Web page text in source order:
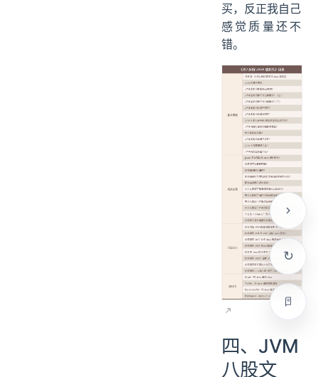
买，反正我自己
感觉质量还不
错。
四、JVM
八股文